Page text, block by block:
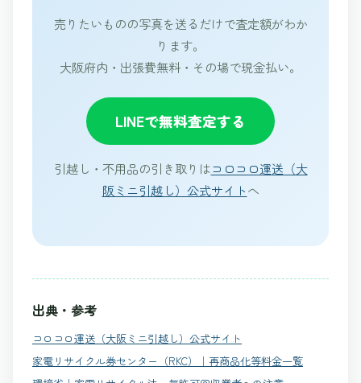
売りたいものの写真を送るだけで査定額がわか
ります。
大阪府内・出張費無料・その場で現金払い。
LINEで無料査定する
引越し・不用品の引き取りはコロコロ運送（大
阪ミニ引越し）公式サイトへ
出典・参考
コロコロ運送（大阪ミニ引越し）公式サイト
家電リサイクル券センター（RKC）｜再商品化等料金一覧